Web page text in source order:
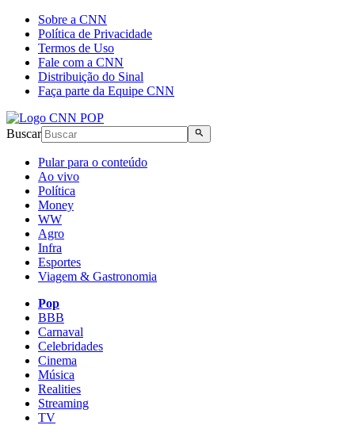
Sobre a CNN
Política de Privacidade
Termos de Uso
Fale com a CNN
Distribuição do Sinal
Faça parte da Equipe CNN
Buscar
Pular para o conteúdo
Ao vivo
Política
Money
WW
Agro
Infra
Esportes
Viagem & Gastronomia
Pop
BBB
Carnaval
Celebridades
Cinema
Música
Realities
Streaming
TV